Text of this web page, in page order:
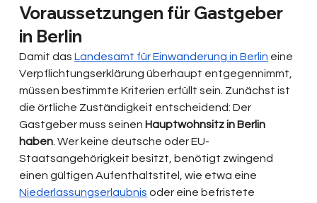
Voraussetzungen für Gastgeber
in Berlin
Damit das Landesamt für Einwanderung in Berlin eine
Verpflichtungserklärung überhaupt entgegennimmt,
müssen bestimmte Kriterien erfüllt sein. Zunächst ist
die örtliche Zuständigkeit entscheidend: Der
Gastgeber muss seinen Hauptwohnsitz in Berlin
haben . Wer keine deutsche oder EU-
Staatsangehörigkeit besitzt, benötigt zwingend
einen gültigen Aufenthaltstitel, wie etwa eine
Niederlassungserlaubnis oder eine befristete